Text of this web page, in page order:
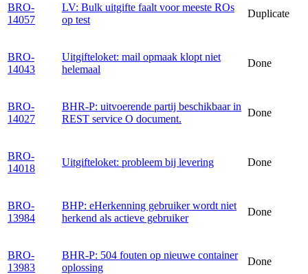
BRO-
14057
LV: Bulk uitgifte faalt voor meeste ROs
op test
Duplicate
BRO-
14043
Uitgifteloket: mail opmaak klopt niet
helemaal
Done
BRO-
14027
BHR-P: uitvoerende partij beschikbaar in
REST service O document.
Done
BRO-
14018
Uitgifteloket: probleem bij levering Done
BRO-
13984
BHP: eHerkenning gebruiker wordt niet
herkend als actieve gebruiker
Done
BRO-
13983
BHR-P: 504 fouten op nieuwe container
oplossing
Done